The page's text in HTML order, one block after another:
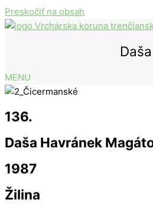
Preskočiť na obsah
MENU
136.
Daša Havránek
1987
Žilina